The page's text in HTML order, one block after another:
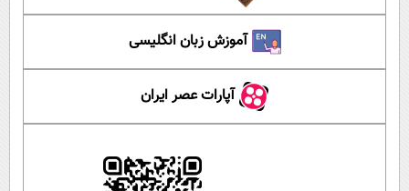
آموزش زبان انگلیسی
آپارات عصر ایران